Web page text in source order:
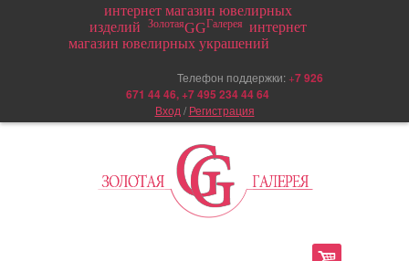
интернет магазин ювелирных
изделий
ЗолотаяGGГалерея интернет
магазин ювелирных украшений
Телефон поддержки: +7 926
671 44 46, +7 495 234 44 64
Вход / Регистрация